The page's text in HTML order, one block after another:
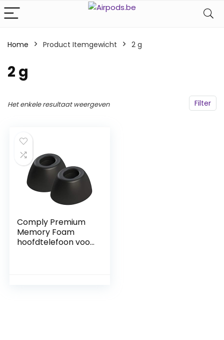
Home Product Itemgewicht ‎2 g
‎2 g
Filter
Het enkele resultaat weergeven
Comply Premium
Memory Foam
hoofdtelefoon voor